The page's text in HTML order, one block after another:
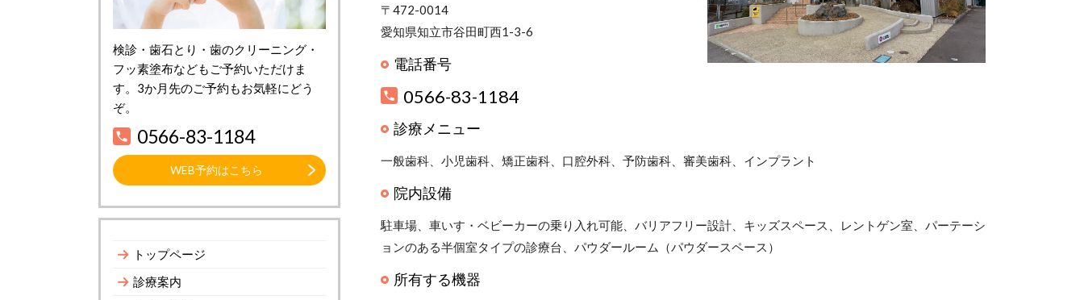
〒472-0014
愛知県知立市谷田町西1-3-6
電話番号
0566-83-1184
診療メニュー
一般歯科、小児歯科、矯正歯科、口腔外科、予防歯科、審美歯科、インプラント
院内設備
駐車場、車いす・ベビーカーの乗り入れ可能、バリアフリー設計、キッズスペース、レントゲン室、パーテーシ
ョンのある半個室タイプの診療台、パウダールーム（パウダースペース）
所有する機器
検診・歯石とり・歯のクリーニング・
フッ素塗布などもご予約いただけま
す。3か月先のご予約もお気軽にどう
ぞ。
0566-83-1184
WEB予約はこちら
トップページ
診療案内